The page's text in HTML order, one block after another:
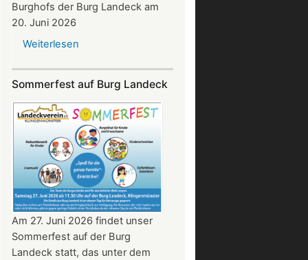
Burghofs der Burg Landeck am
20. Juni 2026
Weiterlesen
auf
Burg
Landeck
am
20.
Juni
2026
ab
20:30
Uhr​​​​​​​​​​​​​​
Sommerfest auf Burg Landeck
Am 27. Juni 2026 findet unser
Sommerfest auf der Burg
Landeck statt, das unter dem